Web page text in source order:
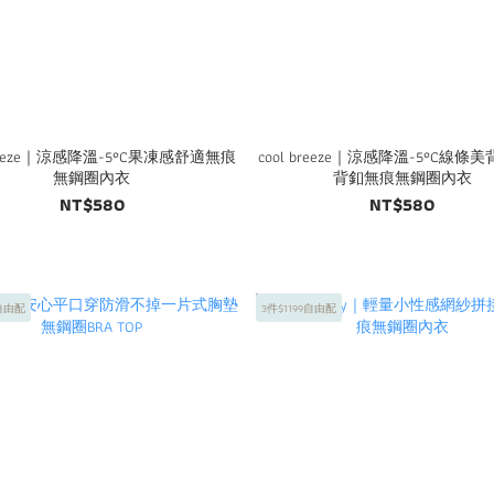
｜涼感降溫-5°C果凍感舒適無痕
無鋼圈內衣
NT$580
cool breeze｜涼感降溫-5°C線條美
背釦無痕無鋼圈內衣
NT$580
由配 3件$1199自由配